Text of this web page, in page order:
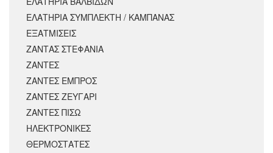
ΕΛΑΤΗΡΙΑ ΣΥΜΠΛΕΚΤΗ / ΚΑΜΠΑΝΑΣ
ΕΞΑΤΜΙΣΕΙΣ
ΖΑΝΤΑΣ ΣΤΕΦΑΝΙΑ
ΖΑΝΤΕΣ
ΖΑΝΤΕΣ ΕΜΠΡΟΣ
ΖΑΝΤΕΣ ΖΕΥΓΑΡΙ
ΖΑΝΤΕΣ ΠΙΣΩ
ΗΛΕΚΤΡΟΝΙΚΕΣ
ΘΕΡΜΟΣΤΑΤΕΣ